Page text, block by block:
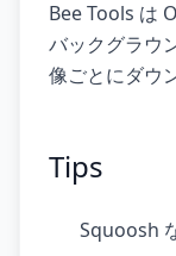
Bee Tools は
バックグラウ
像ごとにダウ
Tips
Squoosh